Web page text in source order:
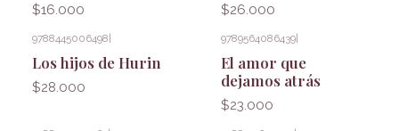
$16.000 $26.000
9788445006498|
Los hijos de Hurin
$28.000
9789564086439|
El amor que
dejamos atrás
$23.000